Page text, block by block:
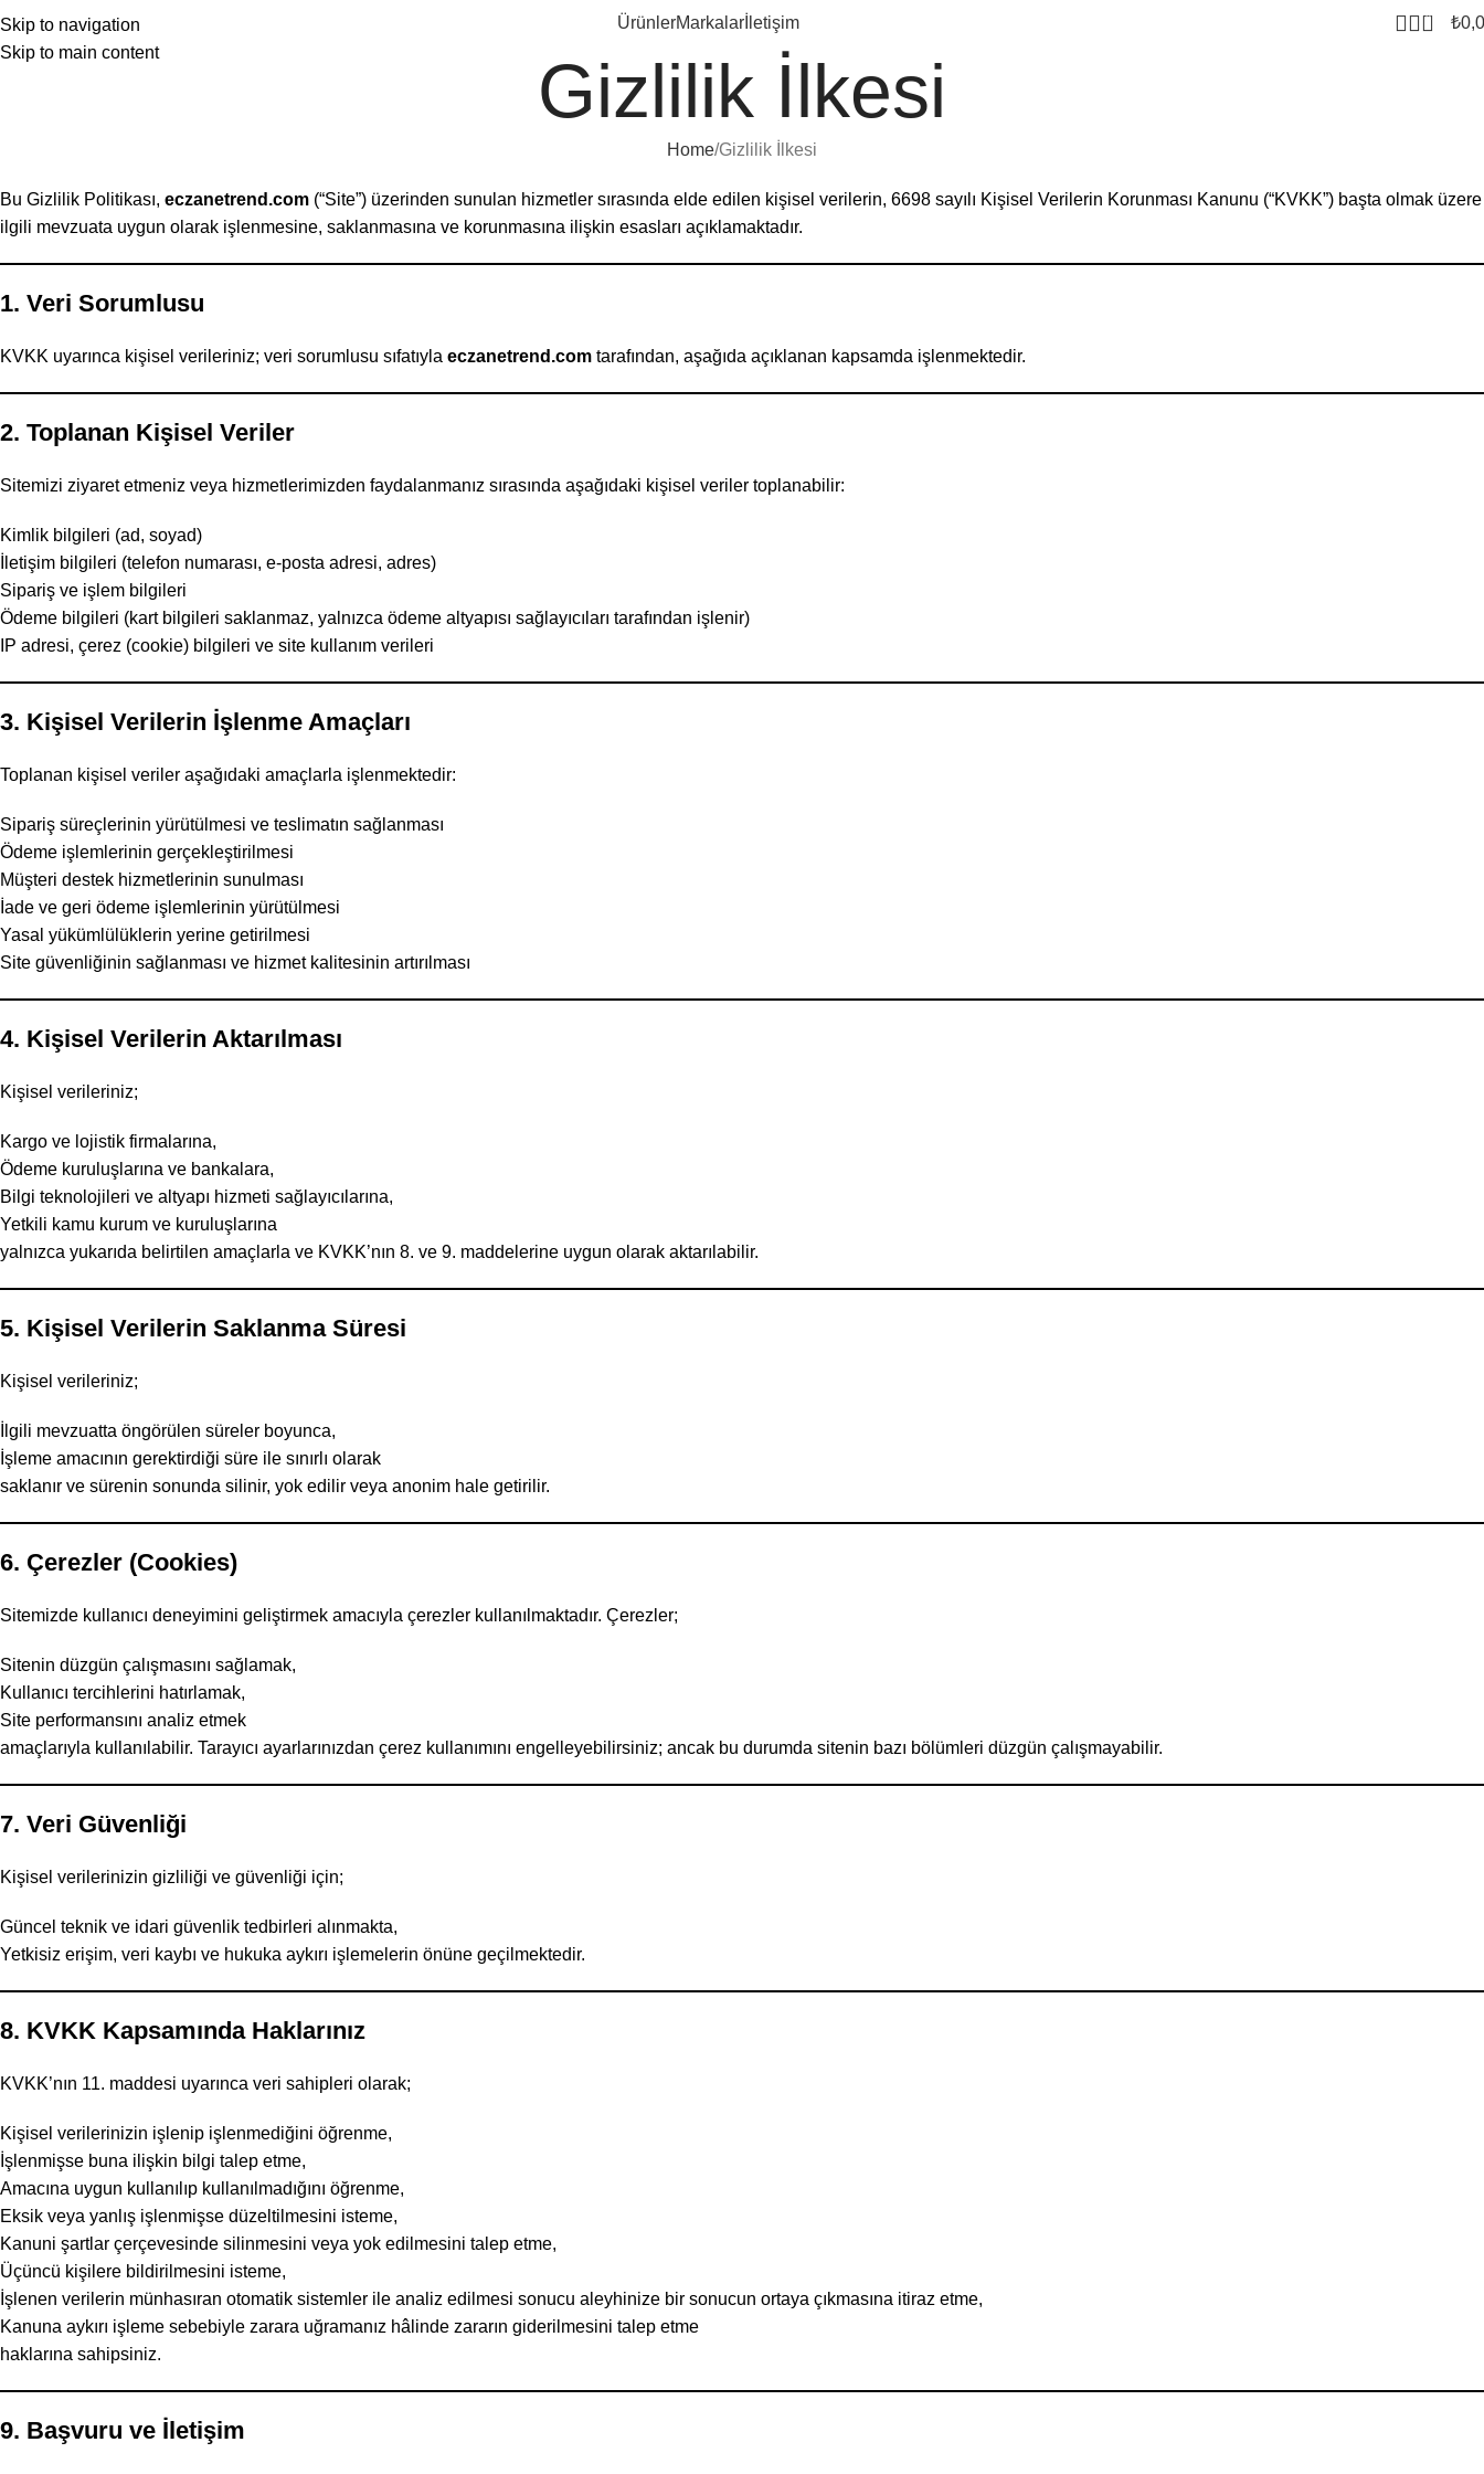
Skip to navigation
Skip to main content
ÜrünlerMarkalar İletişim 0 ₺
Gizlilik İlkesi
Home Gizlilik İlkesi
Bu Gizlilik Politikası, eczanetrend.com (“Site”) üzerinden sunulan hizmetler sırasında elde edilen kişisel verilerin, 6698 sayılı Kişisel Verilerin Korunması Kanunu (“KVKK”) başta olmak üzere
ilgili mevzuata uygun olarak işlenmesine, saklanmasına ve korunmasına ilişkin esasları açıklamaktadır.
1. Veri Sorumlusu
KVKK uyarınca kişisel verileriniz; veri sorumlusu sıfatıyla eczanetrend.com tarafından, aşağıda açıklanan kapsamda işlenmektedir.
2. Toplanan Kişisel Veriler
Sitemizi ziyaret etmeniz veya hizmetlerimizden faydalanmanız sırasında aşağıdaki kişisel veriler toplanabilir:
Kimlik bilgileri (ad, soyad)
İletişim bilgileri (telefon numarası, e-posta adresi, adres)
Sipariş ve işlem bilgileri
Ödeme bilgileri (kart bilgileri saklanmaz, yalnızca ödeme altyapısı sağlayıcıları tarafından işlenir)
IP adresi, çerez (cookie) bilgileri ve site kullanım verileri
3. Kişisel Verilerin İşlenme Amaçları
Toplanan kişisel veriler aşağıdaki amaçlarla işlenmektedir:
Sipariş süreçlerinin yürütülmesi ve teslimatın sağlanması
Ödeme işlemlerinin gerçekleştirilmesi
Müşteri destek hizmetlerinin sunulması
İade ve geri ödeme işlemlerinin yürütülmesi
Yasal yükümlülüklerin yerine getirilmesi
Site güvenliğinin sağlanması ve hizmet kalitesinin artırılması
4. Kişisel Verilerin Aktarılması
Kişisel verileriniz;
Kargo ve lojistik firmalarına,
Ödeme kuruluşlarına ve bankalara,
Bilgi teknolojileri ve altyapı hizmeti sağlayıcılarına,
Yetkili kamu kurum ve kuruluşlarına
yalnızca yukarıda belirtilen amaçlarla ve KVKK’nın 8. ve 9. maddelerine uygun olarak aktarılabilir.
5. Kişisel Verilerin Saklanma Süresi
Kişisel verileriniz;
İlgili mevzuatta öngörülen süreler boyunca,
İşleme amacının gerektirdiği süre ile sınırlı olarak
saklanır ve sürenin sonunda silinir, yok edilir veya anonim hale getirilir.
6. Çerezler (Cookies)
Sitemizde kullanıcı deneyimini geliştirmek amacıyla çerezler kullanılmaktadır. Çerezler;
Sitenin düzgün çalışmasını sağlamak,
Kullanıcı tercihlerini hatırlamak,
Site performansını analiz etmek
amaçlarıyla kullanılabilir. Tarayıcı ayarlarınızdan çerez kullanımını engelleyebilirsiniz; ancak bu durumda sitenin bazı bölümleri düzgün çalışmayabilir.
7. Veri Güvenliği
Kişisel verilerinizin gizliliği ve güvenliği için;
Güncel teknik ve idari güvenlik tedbirleri alınmakta,
Yetkisiz erişim, veri kaybı ve hukuka aykırı işlemelerin önüne geçilmektedir.
8. KVKK Kapsamında Haklarınız
KVKK’nın 11. maddesi uyarınca veri sahipleri olarak;
Kişisel verilerinizin işlenip işlenmediğini öğrenme,
İşlenmişse buna ilişkin bilgi talep etme,
Amacına uygun kullanılıp kullanılmadığını öğrenme,
Eksik veya yanlış işlenmişse düzeltilmesini isteme,
Kanuni şartlar çerçevesinde silinmesini veya yok edilmesini talep etme,
Üçüncü kişilere bildirilmesini isteme,
İşlenen verilerin münhasıran otomatik sistemler ile analiz edilmesi sonucu aleyhinize bir sonucun ortaya çıkmasına itiraz etme,
Kanuna aykırı işleme sebebiyle zarara uğramanız hâlinde zararın giderilmesini talep etme
haklarına sahipsiniz.
9. Başvuru ve İletişim